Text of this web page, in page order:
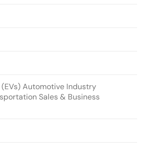
Automotive Industry
Sales & Business